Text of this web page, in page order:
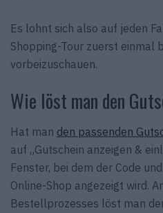
Es lohnt sich also auf jeden
Shopping-Tour zuerst einmal
vorbeizuschauen.
Wie löst man den
Hat man den passenden
auf „Gutschein anzeigen &
Fenster, bei dem der Code
Online-Shop angezeigt wird.
Bestellprozesses löst man